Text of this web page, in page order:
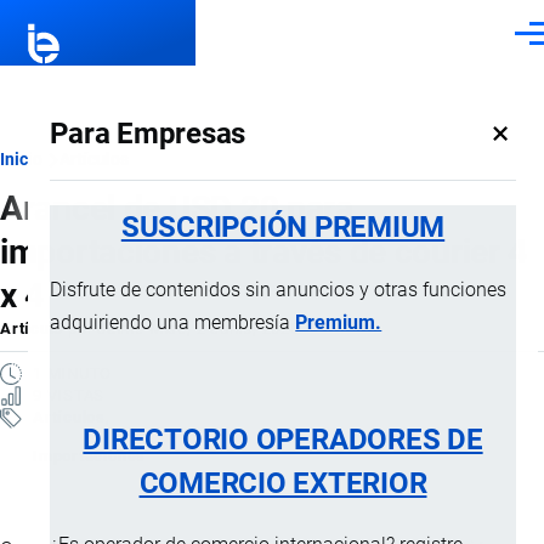
Para Empresas ×
SUSCRIPCIÓN PREMIUM
Disfrute de contenidos sin anuncios y otras funciones
adquiriendo una membresía Premium.
DIRECTORIO OPERADORES DE
COMERCIO EXTERIOR
Ruta
de
navegación
Inicio
Arancel de USD 20 para
importaciones a través de courier 4
x 4
ArtículoporJaime Mise, 2 Junio, 2025
Importaciones